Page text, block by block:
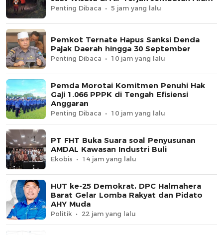
Penting Dibaca 5 jam yang lalu
Pemkot Ternate Hapus Sanksi Denda
Pajak Daerah hingga 30 September
Penting Dibaca 10 jam yang lalu
Pemda Morotai Komitmen Penuhi Hak
Gaji 1.066 PPPK di Tengah Efisiensi
Anggaran
Penting Dibaca 10 jam yang lalu
PT FHT Buka Suara soal Penyusunan
AMDAL Kawasan Industri Buli
Ekobis 14 jam yang lalu
HUT ke-25 Demokrat, DPC Halmahera
Barat Gelar Lomba Rakyat dan Pidato
AHY Muda
Politik 22 jam yang lalu